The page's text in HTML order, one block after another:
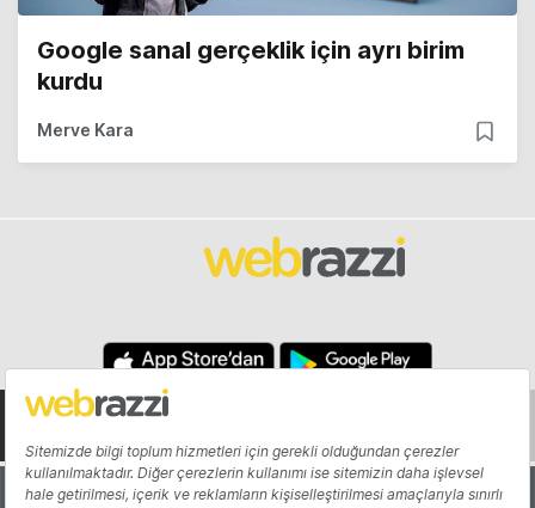
Google sanal gerçeklik için ayrı birim
kurdu
Merve Kara
Hakkında Yazarlar